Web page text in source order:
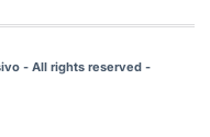
- All rights reserved -